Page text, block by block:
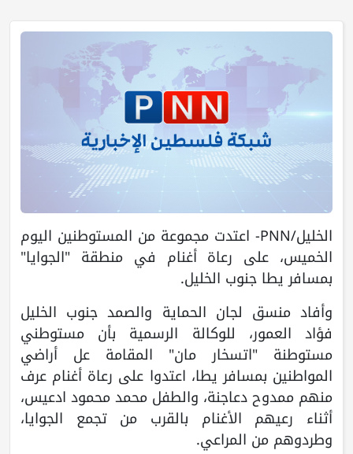
الخليل/PNN- اعتدت مجموعة من المستوطنين اليوم
الخميس، على رعاة أغنام في منطقة "الجوايا"
بمسافر يطا جنوب الخليل.
وأفاد منسق لجان الحماية والصمد جنوب الخليل
فؤاد العمور، للوكالة الرسمية بأن مستوطني
مستوطنة "اتسخار مان" المقامة عل أراضي
المواطنين بمسافر يطا، اعتدوا على رعاة أغنام عرف
منهم ممدوح دعاجنة، والطفل محمد محمود ادعيس،
أثناء رعيهم الأغنام بالقرب من تجمع الجوايا،
وطردوهم من المراعي.